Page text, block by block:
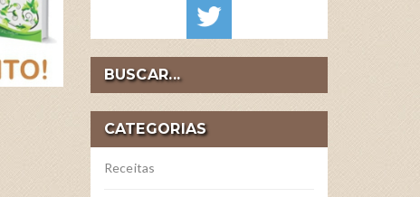
BUSCAR...
CATEGORIAS
Receitas